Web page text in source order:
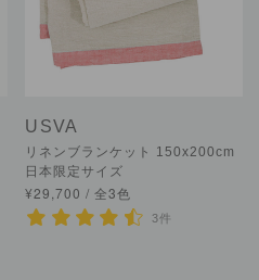
USVA
リネンブランケット 150x200cm
日本限定サイズ
¥29,700 / 全3色
3件